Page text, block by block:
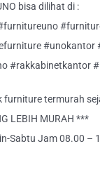
bisa dilihat di :
#unokantor
#rakkabinetkantor
furniture termurah
LEBIH MURAH ***
Sabtu Jam 08.00 –